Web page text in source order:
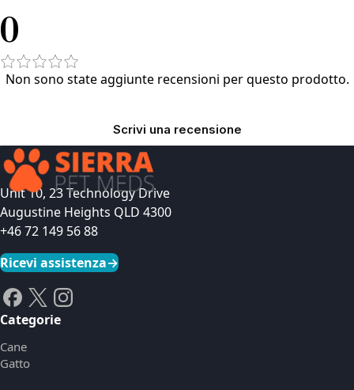
0
Non sono state aggiunte recensioni per questo prodotto.
Scrivi una recensione
Unit 10, 23 Technology Drive
Augustine Heights QLD 4300
+46 72 149 56 88
Ricevi assistenza→
Categorie
Cane
Gatto